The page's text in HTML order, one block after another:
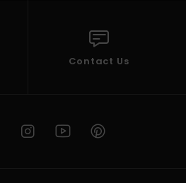
Contact Us